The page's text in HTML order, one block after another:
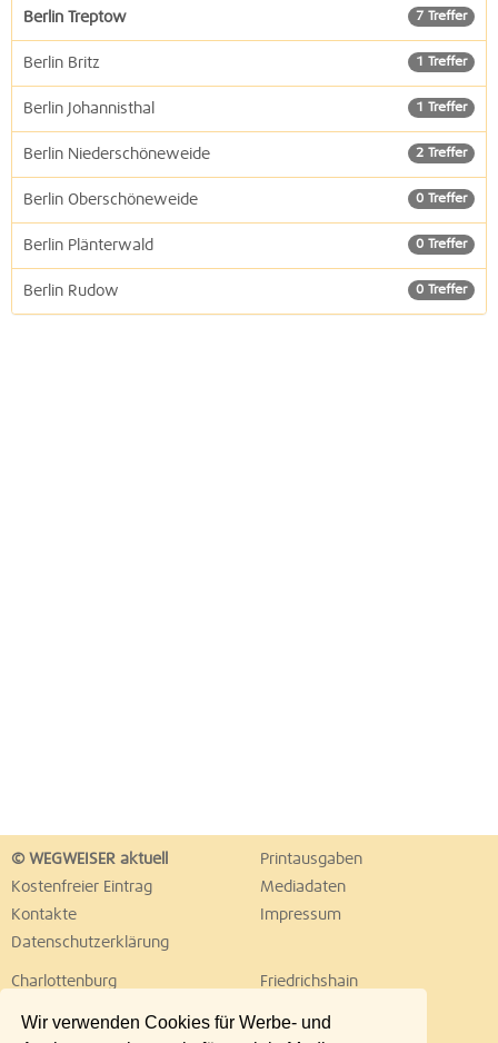
Wir verwenden Cookies für Werbe- und
7 Treffer
Berlin Treptow
1 Treffer
Berlin Britz
1 Treffer
Berlin Johannisthal
2 Treffer
Berlin Niederschöneweide
0 Treffer
Berlin Oberschöneweide
0 Treffer
Berlin Plänterwald
0 Treffer
Berlin Rudow
© WEGWEISER aktuell
Printausgaben
Kostenfreier Eintrag
Mediadaten
Kontakte
Impressum
Datenschutzerklärung
Charlottenburg
Friedrichshain